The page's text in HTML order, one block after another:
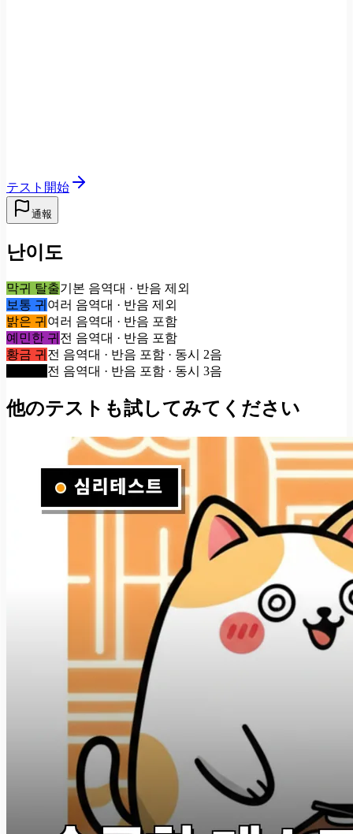
テスト開始
通報
난이도
막귀 탈출기본 음역대 · 반음 제외
보통 귀 여러 음역대 · 반음 제외
밝은 귀 여러 음역대 · 반음 포함
예민한 귀 전 음역대 · 반음 포함
황금 귀 전 음역대 · 반음 포함 · 동시 2음
전 음역대 · 반음 포함 · 동시 3음
他のテストも試してみてください